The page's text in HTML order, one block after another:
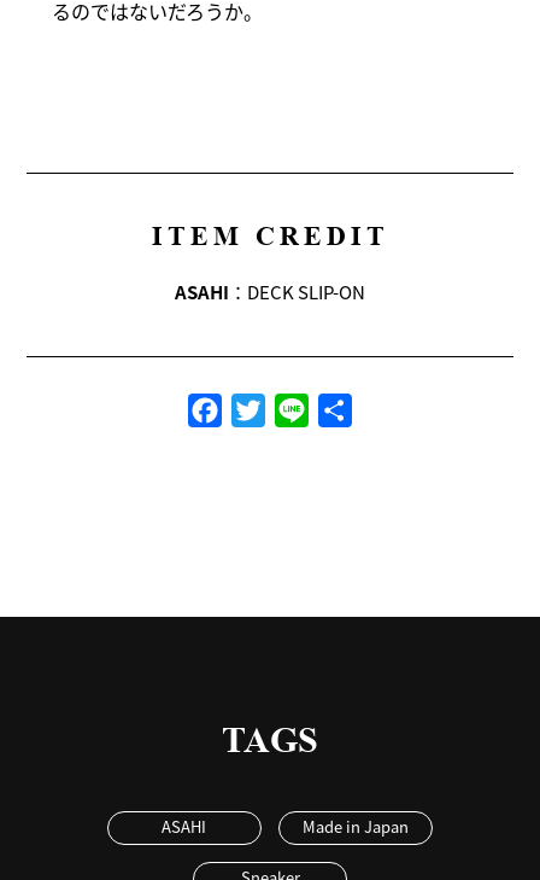
るのではないだろうか。
ITEM CREDIT
ASAHI ：DECK SLIP-ON
FacebookTwitterLine
TAGS
ASAHI Made in Japan